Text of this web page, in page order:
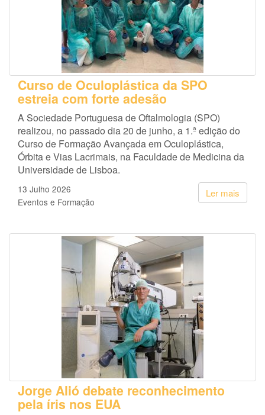
Curso de Oculoplástica da SPO
estreia com forte adesão
A Sociedade Portuguesa de Oftalmologia (SPO)
realizou, no passado dia 20 de junho, a 1.ª edição do
Curso de Formação Avançada em Oculoplástica,
Órbita e Vias Lacrimais, na Faculdade de Medicina da
Universidade de Lisboa.
Ler mais
13 Julho 2026
Eventos e Formação
Jorge Alió debate reconhecimento
pela íris nos EUA